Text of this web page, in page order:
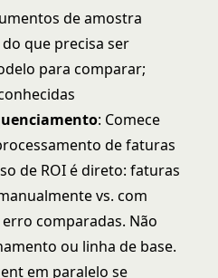
de amostra
que precisa ser
para comparar;
: Comece
de faturas
de ROI é direto: faturas
vs. com
comparadas. Não
ou linha de base.
em paralelo se